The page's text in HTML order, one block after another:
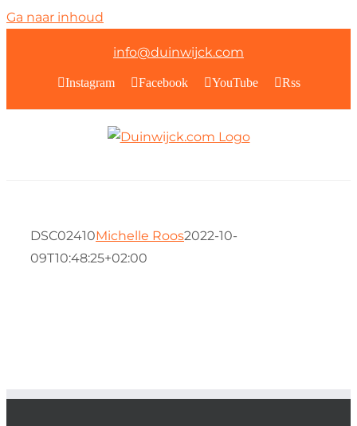
Ga naar inhoud
info@duinwijck.com
Instagram Facebook YouTube Rss
DSC02410Michelle Roos2022-10-
09T10:48:25+02:00